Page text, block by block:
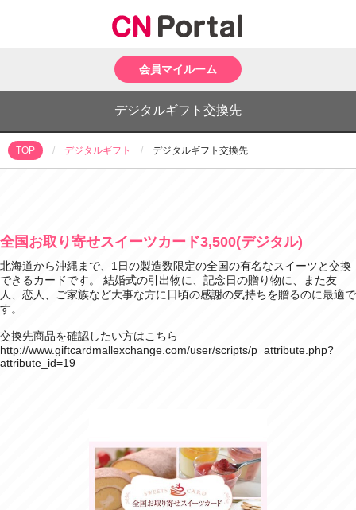
会員マイルーム
デジタルギフト交換先
TOP デジタルギフト デジタルギフト交換先
全国お取り寄せスイーツカード3,500(デジタル)
北海道から沖縄まで、1日の製造数限定の全国の有名なスイーツと交換
できるカードです。 結婚式の引出物に、記念日の贈り物に、また友
人、恋人、ご家族など大事な方に日頃の感謝の気持ちを贈るのに最適で
す。
交換先商品を確認したい方はこちら
http://www.giftcardmallexchange.com/user/scripts/p_attribute.php?
attribute_id=19